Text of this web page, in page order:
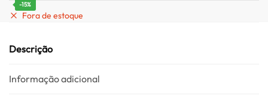
-15%
Fora de estoque
Descrição
Informação adicional